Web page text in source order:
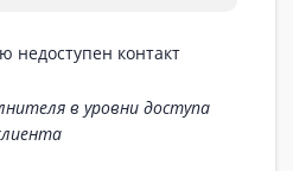
в уровни доступа